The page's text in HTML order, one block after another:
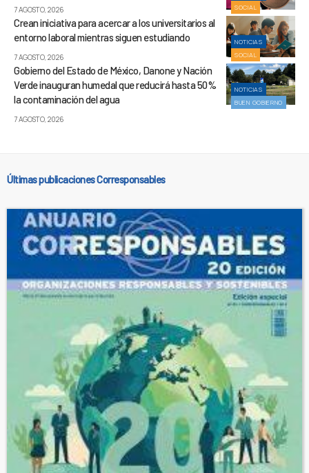
SOCIAL
7 AGOSTO, 2026
NOTICIAS
SOCIAL
Crean iniciativa para acercar a los universitarios al
entorno laboral mientras siguen estudiando
7 AGOSTO, 2026
NOTICIAS
BUEN GOBIERNO
Gobierno del Estado de México, Danone y Nación
Verde inauguran humedal que reducirá hasta 50%
la contaminación del agua
7 AGOSTO, 2026
Últimas publicaciones Corresponsables